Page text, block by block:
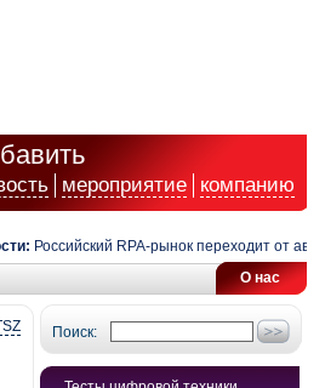
мероприятие компанию
RPA-рынок переходит от
О нас
Поиск: